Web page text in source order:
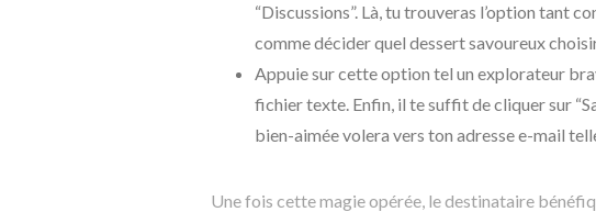
“Discussions”. Là, tu trouveras l’option tant
comme décider quel dessert savoureux
Appuie sur cette option tel un explorateur
fichier texte. Enfin, il te suffit de cliquer sur
bien-aimée volera vers ton adresse e-mail
Une fois cette magie opérée, le destinataire